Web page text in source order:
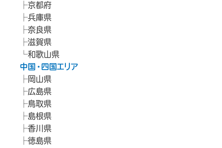
京都府
兵庫県
奈良県
滋賀県
和歌山県
中国・四国エリア
岡山県
広島県
鳥取県
島根県
香川県
徳島県